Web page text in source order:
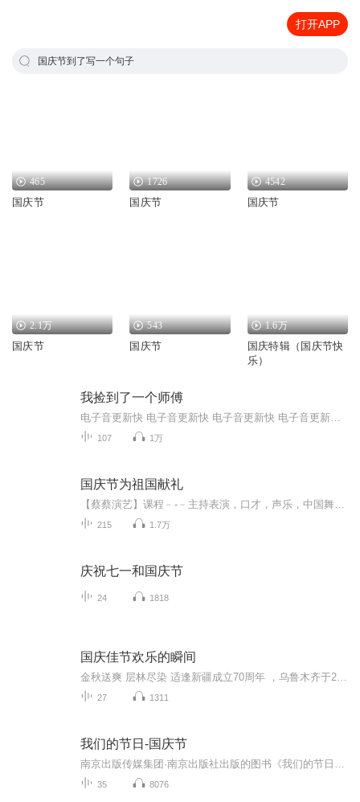
打开APP
国庆节到了写一个句子
465
国庆节
1726
国庆节
4542
国庆节
2.1万
国庆节
543
国庆节
1.6万
国庆特辑（国庆节快
乐）
我捡到了一个师傅
107 1万
国庆节为祖国献礼
215 1.7万
庆祝七一和国庆节
24 1818
国庆佳节欢乐的瞬间
27 1311
我们的节日-国庆节
35 8076